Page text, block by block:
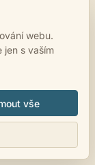
webu.
jen s vaším
vše